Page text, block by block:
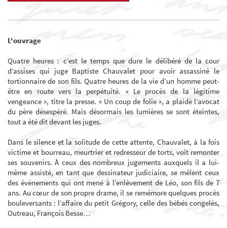
L'ouvrage
Quatre heures : c’est le temps que dure le délibéré de la cour
d’assises qui juge Baptiste Chauvalet pour avoir assassiné le
tortionnaire de son fils. Quatre heures de la vie d’un homme peut-
être en route vers la perpétuité. « Le procès de la légitime
vengeance », titre la presse. « Un coup de folie », a plaidé l’avocat
du père désespéré. Mais désormais les lumières se sont éteintes,
tout a été dit devant les juges.
Dans le silence et la solitude de cette attente, Chauvalet, à la fois
victime et bourreau, meurtrier et redresseur de torts, voit remonter
ses souvenirs. À ceux des nombreux jugements auxquels il a lui-
même assisté, en tant que dessinateur judiciaire, se mêlent ceux
des événements qui ont mené à l’enlèvement de Léo, son fils de 7
ans. Au cœur de son propre drame, il se remémore quelques procès
bouleversants : l’affaire du petit Grégory, celle des bébés congelés,
Outreau, François Besse…